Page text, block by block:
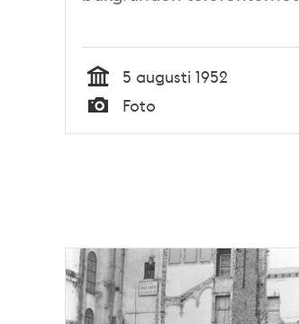
Tid
5 augusti 1952
Typ
Foto